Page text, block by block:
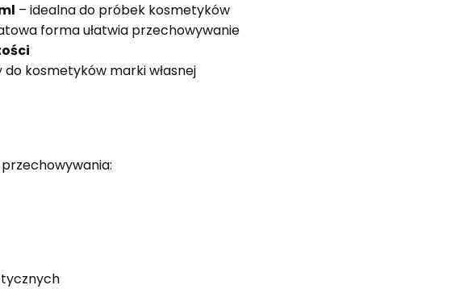
– idealna do próbek kosmetyków
forma ułatwia przechowywanie
kosmetyków marki własnej